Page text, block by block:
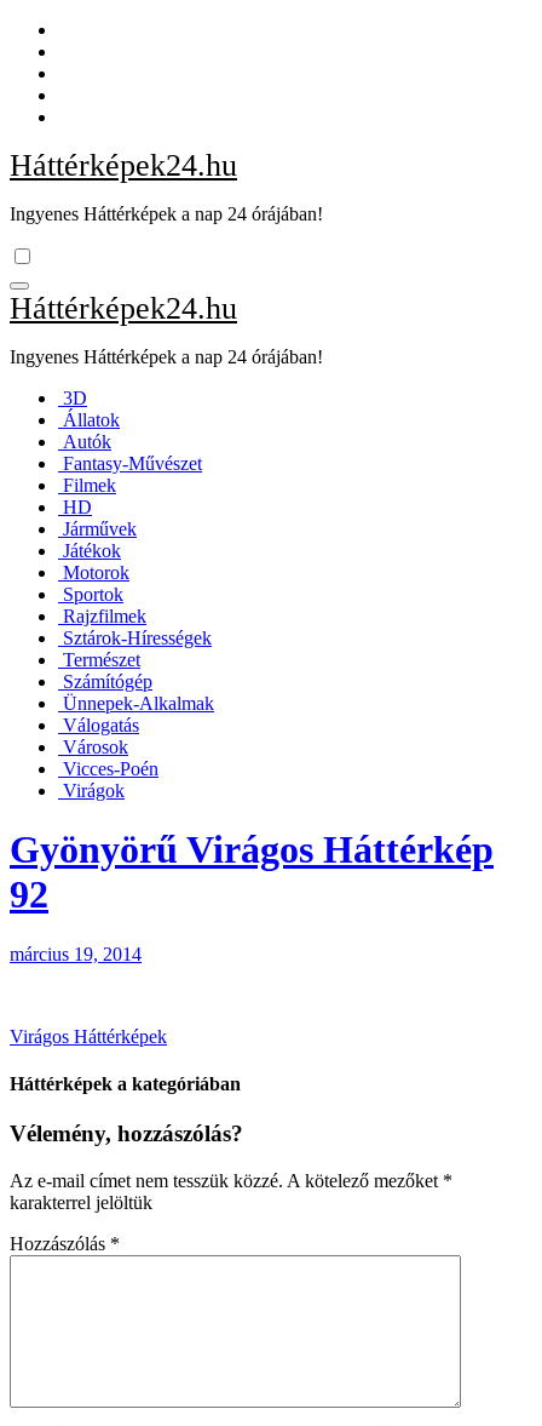
Skip
content
Háttérképek24.hu
Ingyenes Háttérképek a nap 24 órájában!
Háttérképek24.hu
Ingyenes Háttérképek a nap 24 órájában!
3D
Állatok
Autók
Fantasy-Művészet
Filmek
HD
Járművek
Játékok
Motorok
Sportok
Rajzfilmek
Sztárok-Hírességek
Természet
Számítógép
Ünnepek-Alkalmak
Válogatás
Városok
Vicces-Poén
Virágok
Gyönyörű Virágos Háttérkép
92
március 19, 2014
Bejegyzés
navigáció
Virágos Háttérképek
Háttérképek a kategóriában
Vélemény, hozzászólás?
Az e-mail címet nem tesszük közzé. A kötelező mezőket *
karakterrel jelöltük
Hozzászólás *